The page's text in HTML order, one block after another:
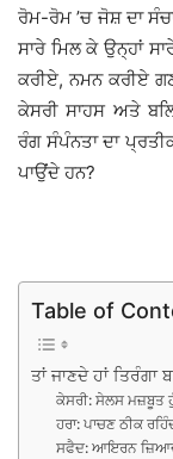
ਰੋਮ-ਰੋਮ ’ਚ ਜੋਸ਼ ਦਾ
ਸਾਰੇ ਮਿਲ ਕੇ ਉਨ੍ਹਾਂ
ਕਰੀਏ, ਨਮਨ ਕਰੀਏ
ਕੇਸਰੀ ਸਾਹਸ ਅਤੇ
ਰੰਗ ਸੰਪੰਨਤਾ ਦਾ
ਪਾਉਂਦੇ ਹਨ?
Table of
ਤਾਂ ਜਾਣਦੇ ਹਾਂ ਤਿਰੰਗਾ
ਕੇਸਰੀ: ਸੇਲਸ ਮਜ਼ਬੂਤ
ਹਰਾ: ਪਾਚਣ ਠੀਕ
ਸਫੈਦ: ਆਇਰਨ